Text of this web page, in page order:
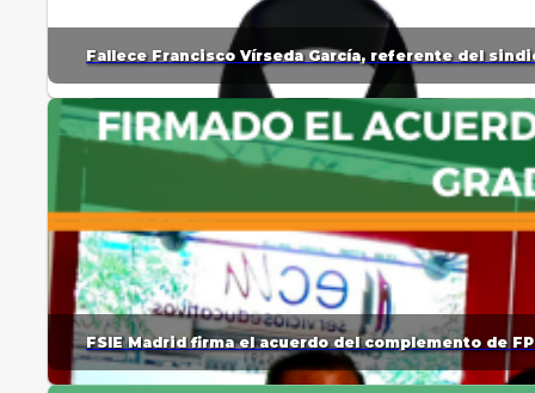
Fallece Francisco Vírseda García, referente del
FSIE Madrid firma el acuerdo del complemento de